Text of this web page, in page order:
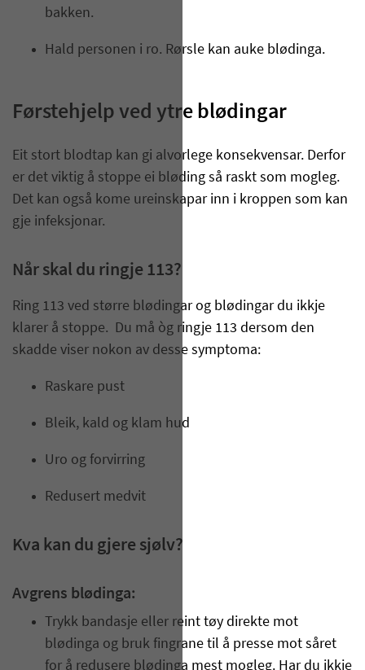
bakken.
Hald personen i ro. Rørsle kan auke blødinga.
Førstehjelp ved ytre blødingar
Eit stort blodtap kan gi alvorlege konsekvensar. Derfor
er det viktig å stoppe ei bløding så raskt som mogleg.
Det kan også kome ureinskapar inn i kroppen som kan
gje infeksjonar.
Når skal du ringje 113?
Ring 113 ved større blødingar og blødingar du ikkje
klarer å stoppe. Du må òg ringje 113 dersom den
skadde viser nokon av desse symptoma:
Raskare pust
Bleik, kald og klam hud
Uro og forvirring
Redusert medvit
Kva kan du gjere sjølv?
Avgrens blødinga:
Trykk bandasje eller reint tøy direkte mot
blødinga og bruk fingrane til å presse mot såret
for å redusere blødinga mest mogleg. Har du ikkje